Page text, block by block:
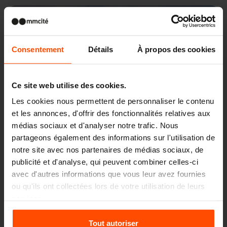
Consentement Détails À propos des cookies
Ce site web utilise des cookies.
Les cookies nous permettent de personnaliser le contenu
et les annonces, d'offrir des fonctionnalités relatives aux
médias sociaux et d'analyser notre trafic. Nous
partageons également des informations sur l'utilisation de
notre site avec nos partenaires de médias sociaux, de
publicité et d'analyse, qui peuvent combiner celles-ci
avec d'autres informations que vous leur avez fournies
ou qu'ils ont collectées lors de votre utilisation de leurs
Pour plus d'informations, veuillez consulter le
Tout autoriser
Wien – Donauterasse